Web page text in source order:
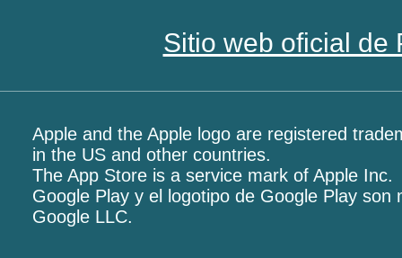
Sitio web oficial de
Apple and the Apple logo are registered
in the US and other countries.
The App Store is a service mark of Apple Inc.
Google Play y el logotipo de Google Play son
Google LLC.